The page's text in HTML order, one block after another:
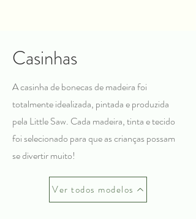
Casinhas
A casinha de bonecas de madeira foi
totalmente idealizada, pintada e produzida
pela Little Saw. Cada madeira, tinta e tecido
foi selecionado para que as crianças possam
se divertir muito!
Ver todos modelos